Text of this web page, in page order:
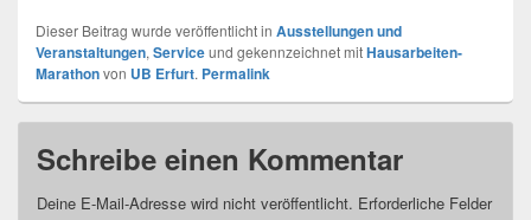
Dieser Beitrag wurde veröffentlicht in Ausstellungen und
Veranstaltungen, Serviceund gekennzeichnet mitHausarbeiten-
Marathonvon UB Erfurt. Permalink
Schreibe einen Kommentar
Deine E-Mail-Adresse wird nicht veröffentlicht. Erforderliche Felder